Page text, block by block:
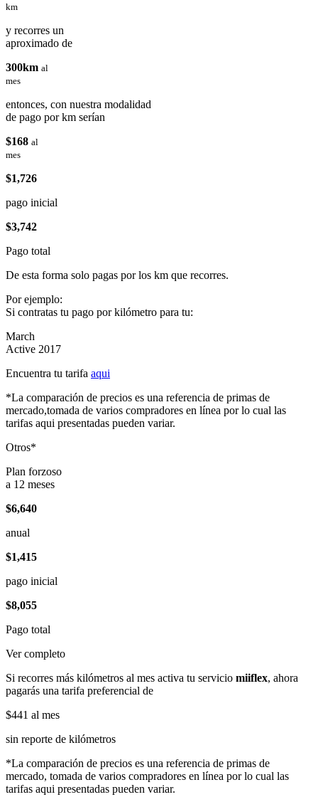
km
y recorres un
aproximado de
300km al
mes
entonces, con nuestra modalidad
de pago por km serían
$168 al
mes
$1,726
pago inicial
$3,742
Pago total
De esta forma solo pagas por los km que recorres.
Por ejemplo:
Si contratas tu pago por kilómetro para tu:
March
Active 2017
Encuentra tu tarifa aqui
*La comparación de precios es una referencia de primas de
mercado,tomada de varios compradores en línea por lo cual las
tarifas aqui presentadas pueden variar.
Otros*
Plan forzoso
a 12 meses
$6,640
anual
$1,415
pago inicial
$8,055
Pago total
Ver completo
Si recorres más kilómetros al mes activa tu servicio miiflex, ahora
pagarás una tarifa preferencial de
$441 al mes
sin reporte de kilómetros
*La comparación de precios es una referencia de primas de
mercado, tomada de varios compradores en línea por lo cual las
tarifas aqui presentadas pueden variar.